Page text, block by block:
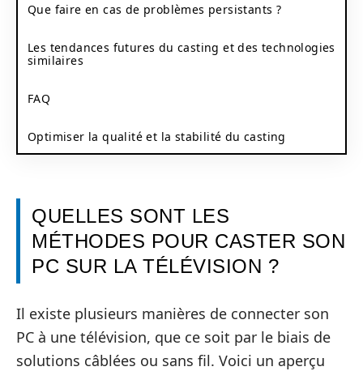
Que faire en cas de problèmes persistants ?
Les tendances futures du casting et des technologies
similaires
FAQ
Optimiser la qualité et la stabilité du casting
QUELLES SONT LES
MÉTHODES POUR CASTER SON
PC SUR LA TÉLÉVISION ?
Il existe plusieurs manières de connecter son
PC à une télévision, que ce soit par le biais de
solutions câblées ou sans fil. Voici un aperçu